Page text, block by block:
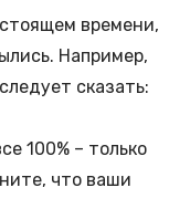
времени,
Например,
сказать:
100% – только
что ваши